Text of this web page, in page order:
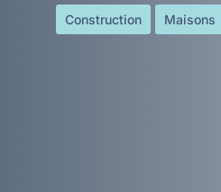
Construction Maisons